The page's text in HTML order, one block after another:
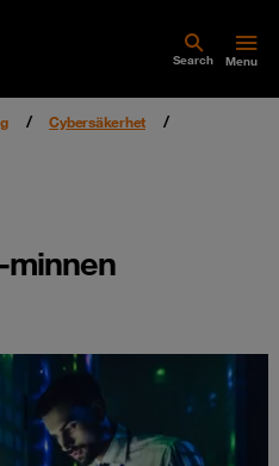
Search Menu
Cybersäkerhet
minnen